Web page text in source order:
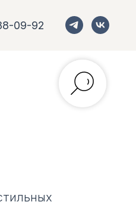
09-92